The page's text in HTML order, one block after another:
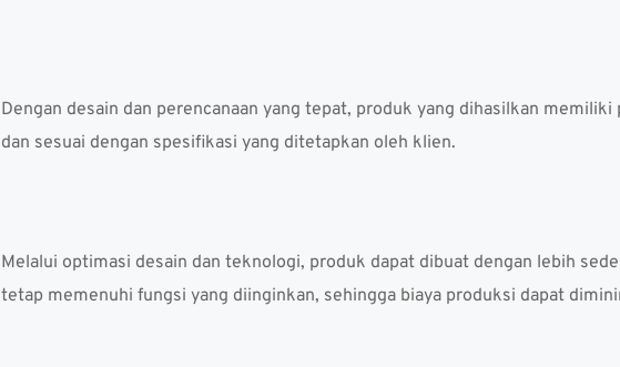
Dengan desain dan perencanaan yang tepat, produk yang dihasilkan
dan sesuai dengan spesifikasi yang ditetapkan oleh klien.
Melalui optimasi desain dan teknologi, produk dapat dibuat dengan lebih
tetap memenuhi fungsi yang diinginkan, sehingga biaya produksi dapat